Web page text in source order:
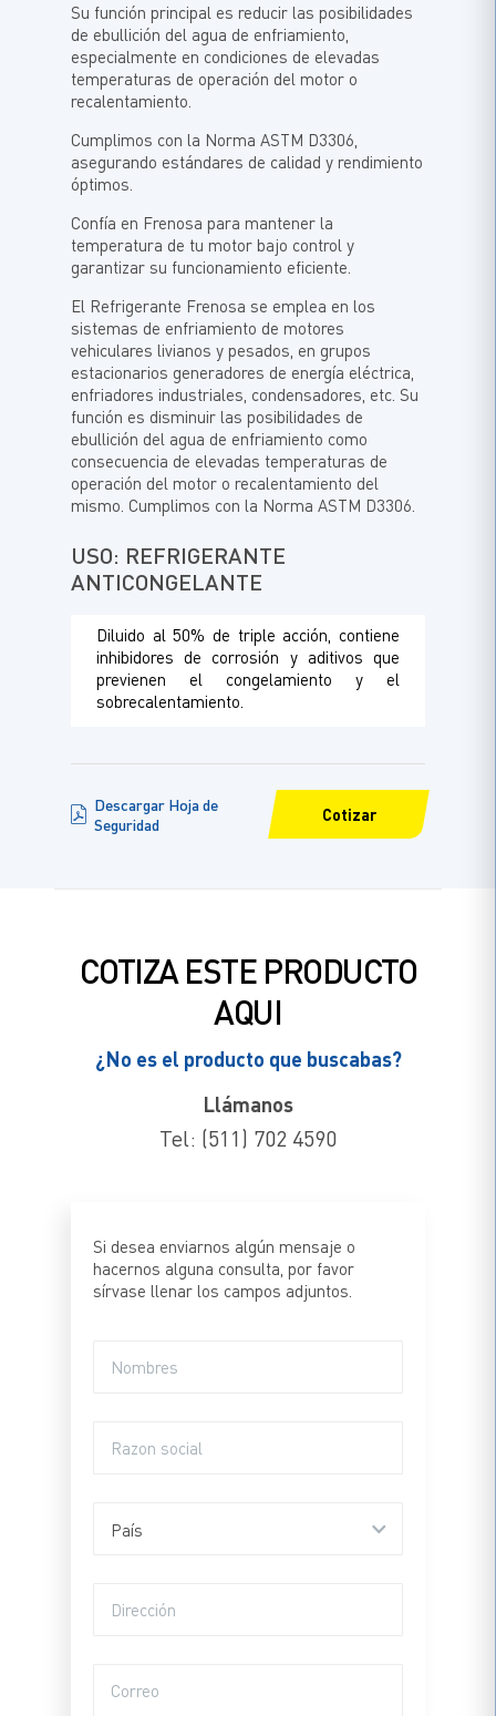
Su función principal es reducir las posibilidades
de ebullición del agua de enfriamiento,
especialmente en condiciones de elevadas
temperaturas de operación del motor o
recalentamiento.
Cumplimos con la Norma ASTM D3306,
asegurando estándares de calidad y rendimiento
óptimos.
Confía en Frenosa para mantener la
temperatura de tu motor bajo control y
garantizar su funcionamiento eficiente.
El Refrigerante Frenosa se emplea en los
sistemas de enfriamiento de motores
vehiculares livianos y pesados, en grupos
estacionarios generadores de energía eléctrica,
enfriadores industriales, condensadores, etc. Su
función es disminuir las posibilidades de
ebullición del agua de enfriamiento como
consecuencia de elevadas temperaturas de
operación del motor o recalentamiento del
mismo. Cumplimos con la Norma ASTM D3306.
USO: REFRIGERANTE
ANTICONGELANTE
Diluido al 50% de triple acción, contiene
inhibidores de corrosión y aditivos que
previenen el congelamiento y el
sobrecalentamiento.
Descargar Hoja de
Seguridad
Cotizar
COTIZA ESTE PRODUCTO
AQUI
¿No es el producto que buscabas?
Llámanos
Tel: (511) 702 4590
Si desea enviarnos algún mensaje o
hacernos alguna consulta, por favor
sírvase llenar los campos adjuntos.